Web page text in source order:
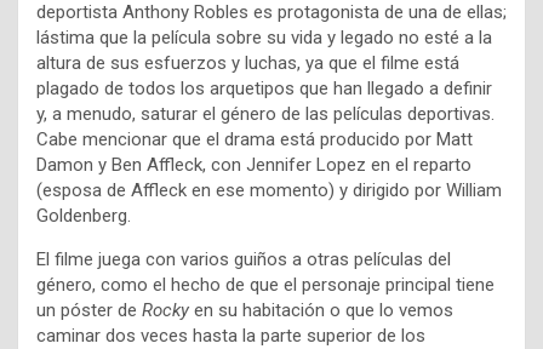
deportista Anthony Robles es protagonista de una de ellas;
lástima que la película sobre su vida y legado no esté a la
altura de sus esfuerzos y luchas, ya que el filme está
plagado de todos los arquetipos que han llegado a definir
y, a menudo, saturar el género de las películas deportivas.
Cabe mencionar que el drama está producido por Matt
Damon y Ben Affleck, con Jennifer Lopez en el reparto
(esposa de Affleck en ese momento) y dirigido por William
Goldenberg.
El filme juega con varios guiños a otras películas del
género, como el hecho de que el personaje principal tiene
un póster de Rocky en su habitación o que lo vemos
caminar dos veces hasta la parte superior de los